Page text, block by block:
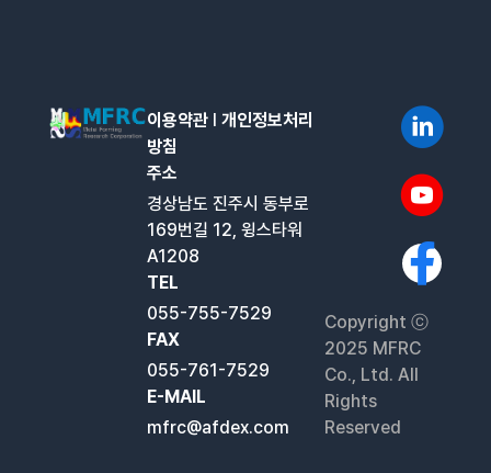
이용약관 l개인정보처리
방침
주소
경상남도 진주시 동부로
169번길 12, 윙스타워
A1208
TEL
055-755-7529
FAX
055-761-7529
E-MAIL
mfrc@afdex.com
Copyright ⓒ
2025 MFRC
Co., Ltd. All
Rights
Reserved